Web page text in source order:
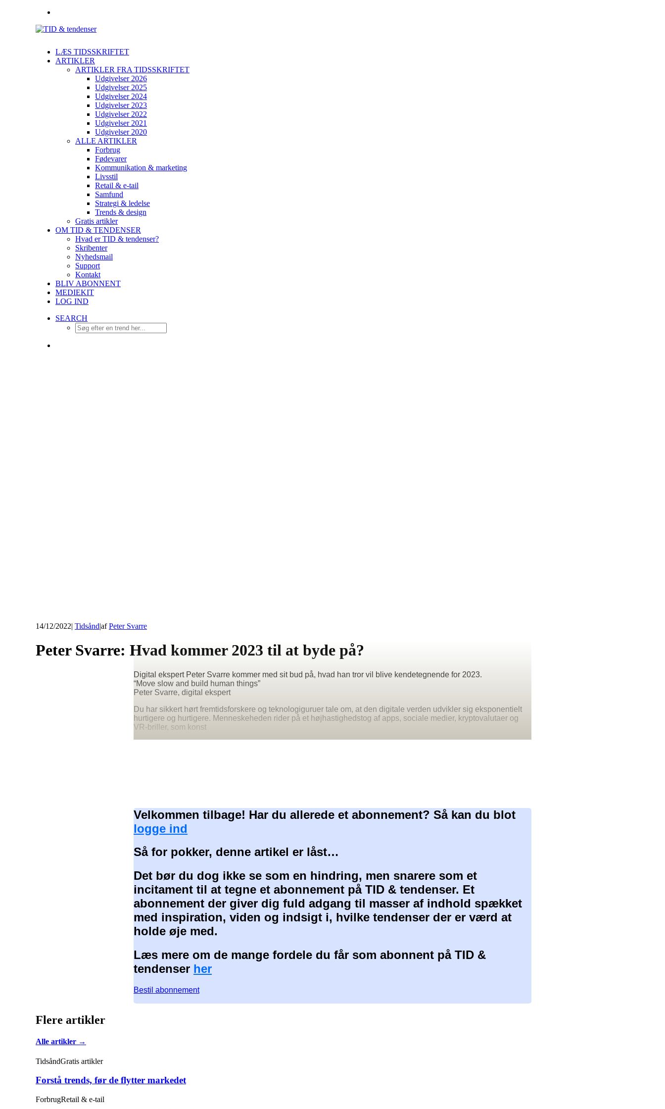
LÆS TIDSSKRIFTET
ARTIKLER
ARTIKLER FRA TIDSSKRIFTET
Udgivelser 2026
Udgivelser 2025
Udgivelser 2024
Udgivelser 2023
Udgivelser 2022
Udgivelser 2021
Udgivelser 2020
ALLE ARTIKLER
Forbrug
Fødevarer
Kommunikation & marketing
Livsstil
Retail & e-tail
Samfund
Strategi & ledelse
Trends & design
Gratis artikler
OM TID & TENDENSER
Hvad er TID & tendenser?
Skribenter
Nyhedsmail
Support
Kontakt
BLIV ABONNENT
MEDIEKIT
LOG IND
SEARCH
14/12/2022| Tidsånd|afPeter Svarre
Peter Svarre: Hvad kommer 2023 til at byde på?
Digital ekspert Peter Svarre kommer med sit bud på, hvad han tror vil blive kendetegnende for 2023.
“Move slow and build human things”
Peter Svarre, digital ekspert
Du har sikkert hørt fremtidsforskere og teknologiguruer tale om, at den digitale verden udvikler sig eksponentielt
hurtigere og hurtigere. Menneskeheden rider på et højhastighedstog af apps, sociale medier, kryptovalutaer og
VR-briller, som konst
Velkommen tilbage! Har du allerede et abonnement? Så kan du blot
logge ind
Så for pokker, denne artikel er låst…
Det bør du dog ikke se som en hindring, men snarere som et
incitament til at tegne et abonnement på TID & tendenser. Et
abonnement der giver dig fuld adgang til masser af indhold spækket
med inspiration, viden og indsigt i, hvilke tendenser der er værd at
holde øje med.
Læs mere om de mange fordele du får som abonnent på TID &
tendenser her
Bestil abonnement
Flere artikler
Alle artikler →
TidsåndGratis artikler
Forstå trends, før de flytter markedet
ForbrugRetail & e-tail